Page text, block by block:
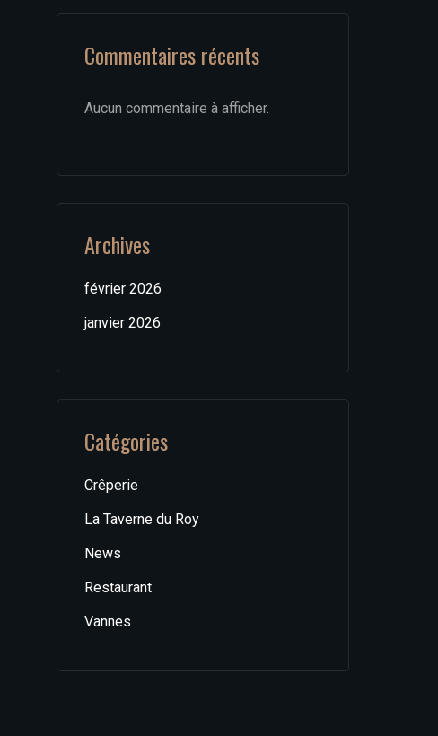
Commentaires récents
Aucun commentaire à afficher.
Archives
février 2026
janvier 2026
Catégories
Crêperie
La Taverne du Roy
News
Restaurant
Vannes